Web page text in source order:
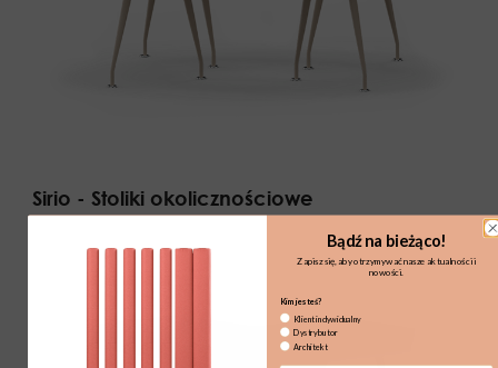
Sirio - Stoliki okolicznościowe
Bądź na bieżąco!
Zapisz się, aby otrzymywać nasze aktualności i
nowości.
Kim jesteś?
Klient indywidualny
Dystrybutor
Architekt